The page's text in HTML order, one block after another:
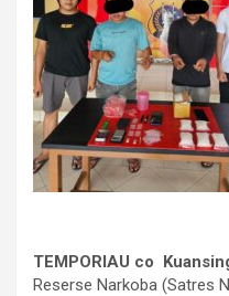
TEMPORIAU co
Reserse Narkoba (Satres